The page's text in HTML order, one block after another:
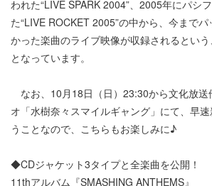
われた“LIVE SPARK 2004”、2005年にパシ
た“LIVE ROCKET 2005”の中から、今まで
かった楽曲のライブ映像が収録されるとい
となっています。
なお、10月18日（日）23:30から文化放送
オ「水樹奈々スマイルギャング」にて、早
うことなので、こちらもお楽しみに♪
◆CDジャケット3タイプと全楽曲を公開！
11thアルバム『SMASHING ANTHEMS』